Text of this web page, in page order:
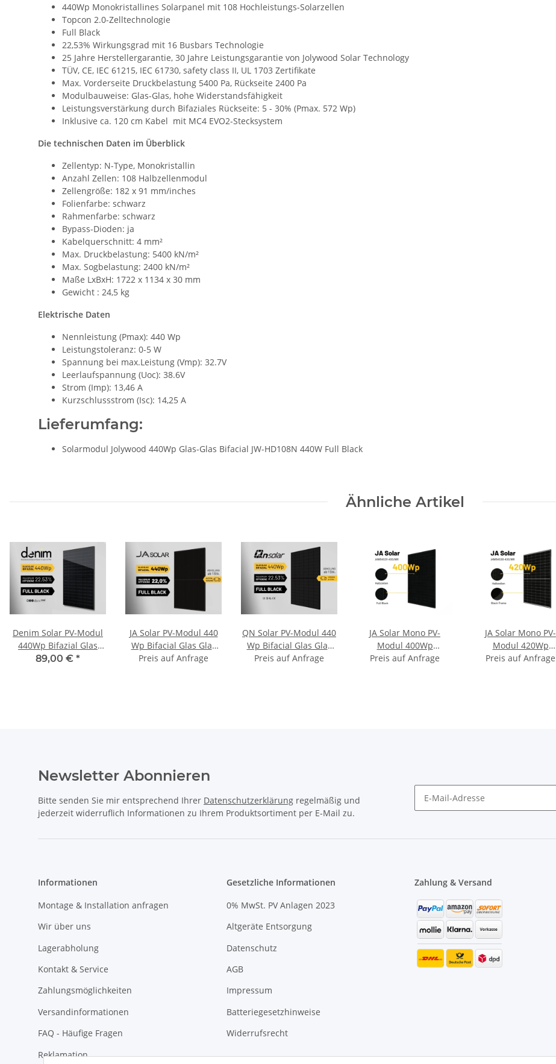
440Wp Monokristallines Solarpanel mit 108 Hochleistungs-Solarzellen
Topcon 2.0-Zelltechnologie
Full Black
22,53% Wirkungsgrad mit 16 Busbars Technologie
25 Jahre Herstellergarantie, 30 Jahre Leistungsgarantie von Jolywood Solar Technology
TÜV, CE, IEC 61215, IEC 61730, safety class II, UL 1703 Zertifikate
Max. Vorderseite Druckbelastung 5400 Pa, Rückseite 2400 Pa
Modulbauweise: Glas-Glas, hohe Widerstandsfähigkeit
Leistungsverstärkung durch Bifaziales Rückseite: 5 - 30% (Pmax. 572 Wp)
Inklusive ca. 120 cm Kabel mit MC4 EVO2-Stecksystem
Die technischen Daten im Überblick
Zellentyp: N-Type, Monokristallin
Anzahl Zellen: 108 Halbzellenmodul
Zellengröße: 182 x 91 mm/inches
Folienfarbe: schwarz
Rahmenfarbe: schwarz
Bypass-Dioden: ja
Kabelquerschnitt: 4 mm²
Max. Druckbelastung: 5400 kN/m²
Max. Sogbelastung: 2400 kN/m²
Maße LxBxH: 1722 x 1134 x 30 mm
Gewicht : 24,5 kg
Elektrische Daten
Nennleistung (Pmax): 440 Wp
Leistungstoleranz: 0-5 W
Spannung bei max.Leistung (Vmp): 32.7V
Leerlaufspannung (Uoc): 38.6V
Strom (Imp): 13,46 A
Kurzschlussstrom (Isc): 14,25 A
Lieferumfang:
Solarmodul Jolywood 440Wp Glas-Glas Bifacial JW-HD108N 440W Full Black
Ähnliche Artikel
Denim Solar PV-Modul
440Wp Bifazial Glas
Glas Full Black U N3-
89,00 € *
JA Solar PV-Modul 440
Wp Bifacial Glas Glas
JAM54D41-440/LB
Preis auf Anfrage
QN Solar PV-Modul 440
Wp Bifacial Glas Glas
QNN182-HG-54-440W-
Preis auf Anfrage
JA Solar Mono PV-
Modul 400Wp
JAM54S31-400/MR
Preis auf Anfrage
JA Solar Mono PV-
Modul 420Wp
JAM54S30-420/GR
Preis auf Anfrage
Newsletter Abonnieren
Bitte senden Sie mir entsprechend Ihrer Datenschutzerklärung regelmäßig und
jederzeit widerruflich Informationen zu Ihrem Produktsortiment per E-Mail zu.
Informationen
Montage & Installation anfragen
Wir über uns
Lagerabholung
Kontakt & Service
Zahlungsmöglichkeiten
Versandinformationen
FAQ - Häufige Fragen
Reklamation
Gesetzliche Informationen
0% MwSt. PV Anlagen 2023
Altgeräte Entsorgung
Datenschutz
AGB
Impressum
Batteriegesetzhinweise
Widerrufsrecht
Zahlung & Versand